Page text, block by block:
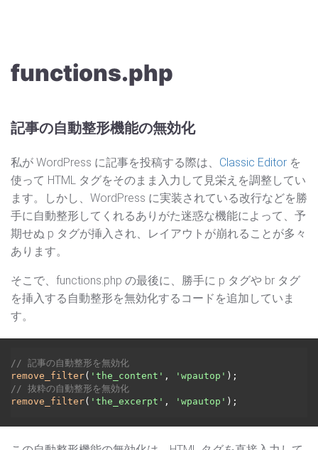
functions.php
記事の自動整形機能の無効化
私が WordPress に記事を投稿する際は、 Classic Editor を
使って HTML タグをそのまま入力して見栄えを調整してい
ます。しかし、WordPress に実装されている改行などを勝
手に自動整形してくれるありがた迷惑な機能によって、予
期せぬ p タグが挿入され、レイアウトが崩れることが多々
あります。
そこで、functions.php の最後に、勝手に p タグや br タグ
を挿入する自動整形を無効化するコードを追加していま
す。
// 記事の自動整形を無効化
remove_filter( 'the_content' , 'wpautop'
// 抜粋の自動整形を無効化
remove_filter( 'the_excerpt' , 'wpautop'